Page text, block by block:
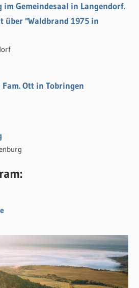
im Gemeindesaal in Langendorf.
über "Waldbrand 1975 in
Ott in Tobringen